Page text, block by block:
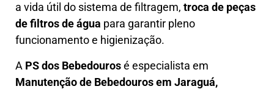
a vida útil do sistema de filtragem, troca de peças
de filtros de água para garantir pleno
funcionamento e higienização.
A PS dos Bebedourosé especialista em
Manutenção de Bebedouros em Jaraguá,